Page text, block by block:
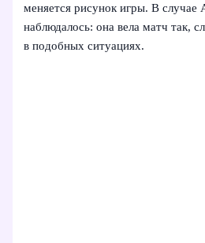
меняется рисунок игры. В случае
наблюдалось: она вела матч так,
в подобных ситуациях.